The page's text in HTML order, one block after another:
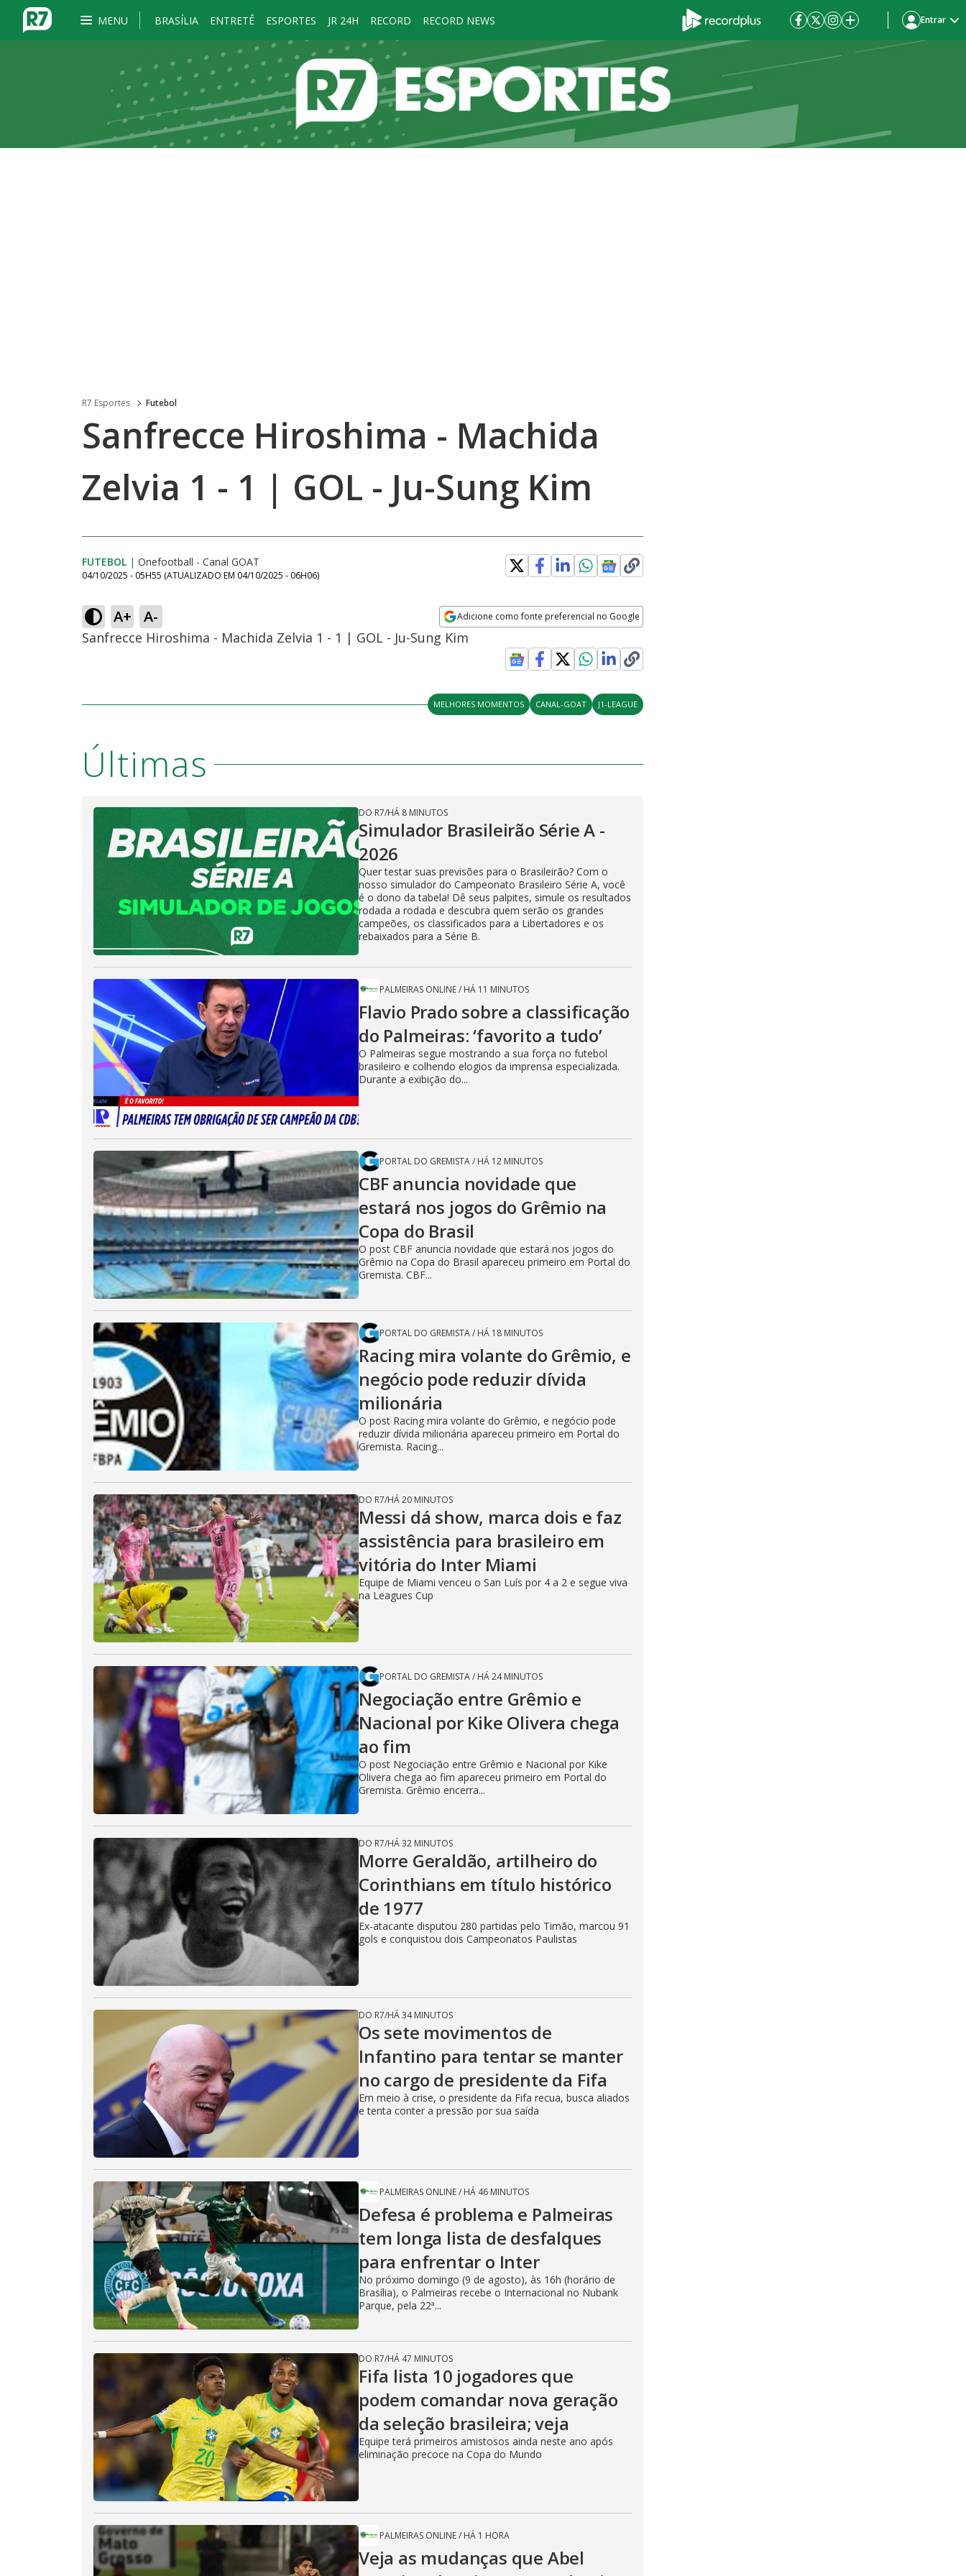
MENU BRASÍLIA ENTRETÊ ESPORTES JR 24H RECORD RECORD NEWS Entrar
R7 Esportes Futebol
Sanfrecce Hiroshima - Machida
Zelvia 1 - 1 | GOL - Ju-Sung Kim
FUTEBOL | Onefootball - Canal GOAT
04/10/2025 - 05H55 (ATUALIZADO EM 04/10/2025 - 06H06)
A+ A- Adicione como fonte preferencial no Google
Opens in new window
Sanfrecce Hiroshima - Machida Zelvia 1 - 1 | GOL - Ju-Sung Kim
MELHORES MOMENTOS CANAL-GOAT J1-LEAGUE
Últimas
DO R7/HÁ 8 MINUTOS
Simulador Brasileirão Série A -
2026
Quer testar suas previsões para o Brasileirão? Com o
nosso simulador do Campeonato Brasileiro Série A, você
é o dono da tabela! Dê seus palpites, simule os resultados
rodada a rodada e descubra quem serão os grandes
campeões, os classificados para a Libertadores e os
rebaixados para a Série B.
PALMEIRAS ONLINE/ HÁ 11 MINUTOS
Flavio Prado sobre a classificação
do Palmeiras: ‘favorito a tudo’
O Palmeiras segue mostrando a sua força no futebol
brasileiro e colhendo elogios da imprensa especializada.
Durante a exibição do...
PORTAL DO GREMISTA/ HÁ 12 MINUTOS
CBF anuncia novidade que
estará nos jogos do Grêmio na
Copa do Brasil
O post CBF anuncia novidade que estará nos jogos do
Grêmio na Copa do Brasil apareceu primeiro em Portal do
Gremista. CBF...
PORTAL DO GREMISTA/ HÁ 18 MINUTOS
Racing mira volante do Grêmio, e
negócio pode reduzir dívida
milionária
O post Racing mira volante do Grêmio, e negócio pode
reduzir dívida milionária apareceu primeiro em Portal do
Gremista. Racing...
DO R7/HÁ 20 MINUTOS
Messi dá show, marca dois e faz
assistência para brasileiro em
vitória do Inter Miami
Equipe de Miami venceu o San Luís por 4 a 2 e segue viva
na Leagues Cup
PORTAL DO GREMISTA/ HÁ 24 MINUTOS
Negociação entre Grêmio e
Nacional por Kike Olivera chega
ao fim
O post Negociação entre Grêmio e Nacional por Kike
Olivera chega ao fim apareceu primeiro em Portal do
Gremista. Grêmio encerra...
DO R7/HÁ 32 MINUTOS
Morre Geraldão, artilheiro do
Corinthians em título histórico
de 1977
Ex-atacante disputou 280 partidas pelo Timão, marcou 91
gols e conquistou dois Campeonatos Paulistas
DO R7/HÁ 34 MINUTOS
Os sete movimentos de
Infantino para tentar se manter
no cargo de presidente da Fifa
Em meio à crise, o presidente da Fifa recua, busca aliados
e tenta conter a pressão por sua saída
PALMEIRAS ONLINE/ HÁ 46 MINUTOS
Defesa é problema e Palmeiras
tem longa lista de desfalques
para enfrentar o Inter
No próximo domingo (9 de agosto), às 16h (horário de
Brasília), o Palmeiras recebe o Internacional no Nubank
Parque, pela 22ª...
DO R7/HÁ 47 MINUTOS
Fifa lista 10 jogadores que
podem comandar nova geração
da seleção brasileira; veja
Equipe terá primeiros amistosos ainda neste ano após
eliminação precoce na Copa do Mundo
PALMEIRAS ONLINE/ HÁ 1 HORA
Veja as mudanças que Abel